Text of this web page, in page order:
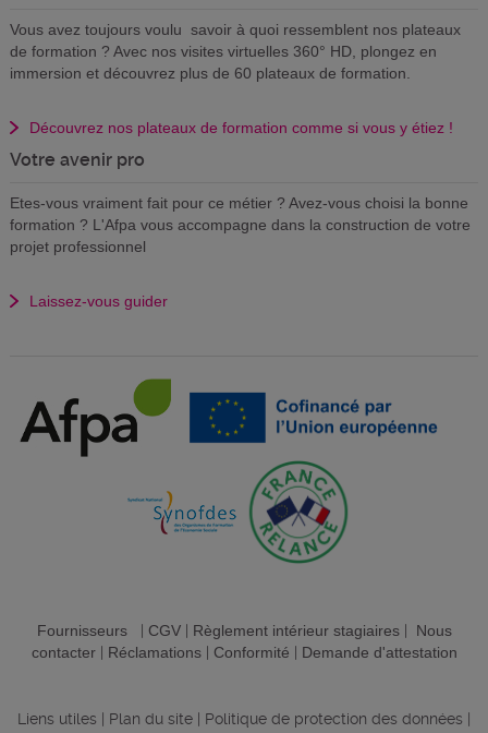
Vous avez toujours voulu savoir à quoi ressemblent nos plateaux
de formation ? Avec nos visites virtuelles 360° HD, plongez en
immersion et découvrez plus de 60 plateaux de formation.
Découvrez nos plateaux de formation comme si vous y étiez !
Votre avenir pro
Etes-vous vraiment fait pour ce métier ? Avez-vous choisi la bonne
formation ? L'Afpa vous accompagne dans la construction de votre
projet professionnel
Laissez-vous guider
Fournisseurs| CGV| Règlement intérieur stagiaires| Nous
contacter| Réclamations| Conformité Demande d'attestation
Liens utiles Plan du site Politique de protection des données